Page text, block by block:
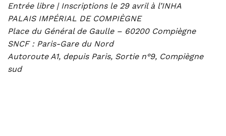
Entrée libre | Inscriptions le 29 avril à l’INHA
PALAIS IMPÉRIAL DE COMPIÈGNE
Place du Général de Gaulle – 60200 Compiègne
SNCF : Paris-Gare du Nord
Autoroute A1, depuis Paris, Sortie n°9, Compiègne
sud